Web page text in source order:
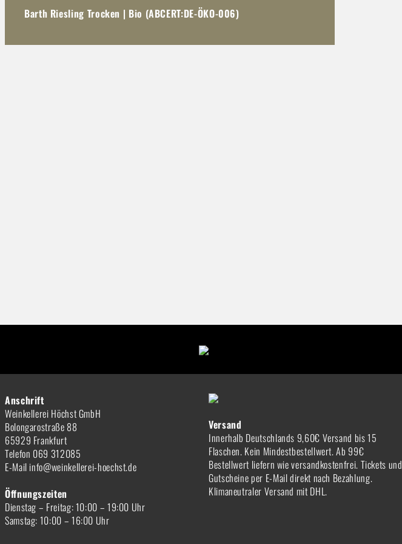
Barth Riesling Trocken | Bio (ABCERT:DE-ÖKO-006)
Anschrift
Weinkellerei Höchst GmbH
Bolongarostraße 88
65929 Frankfurt
Telefon 069 312085
E-Mail info@weinkellerei-hoechst.de
Öffnungszeiten
Dienstag – Freitag: 10:00 – 19:00 Uhr
Samstag: 10:00 – 16:00 Uhr
Versand
Innerhalb Deutschlands 9,60€ Versand bis 15
Flaschen. Kein Mindestbestellwert. Ab 99€
Bestellwert liefern wie versandkostenfrei. Tickets und
Gutscheine per E-Mail direkt nach Bezahlung.
Klimaneutraler Versand mit DHL.